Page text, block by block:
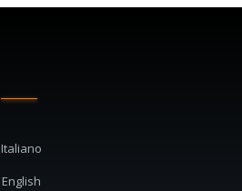
Italiano
English